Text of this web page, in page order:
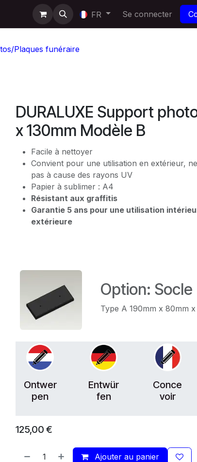
FR Se connecter
Plaques funéraire
DURALUXE Support
x 130mm Modèle B
Facile à nettoyer
Convient pour une utilisation en extérieur,
pas à cause des rayons UV
Papier à sublimer : A4
Résistant aux graffitis
Garantie 5 ans pour une utilisation
extérieure
Option: Socle
Type A 190mm x 80mm
Ontwer
pen
Entwür
fen
Conce
voir
125,00 €
Ajouter au panier